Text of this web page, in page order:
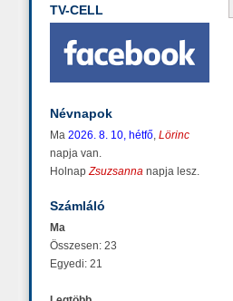
TV-CELL
Névnapok
Ma 2026. 8. 10, hétfő, Lörinc
napja van.
HolnapZsuzsanna napja lesz.
Számláló
Ma
Összesen: 23
Egyedi: 21